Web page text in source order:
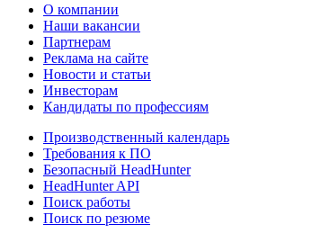
О компании
Наши вакансии
Партнерам
Реклама на сайте
Новости и статьи
Инвесторам
Кандидаты по профессиям
Производственный календарь
Требования к ПО
Безопасный HeadHunter
HeadHunter API
Поиск работы
Поиск по резюме